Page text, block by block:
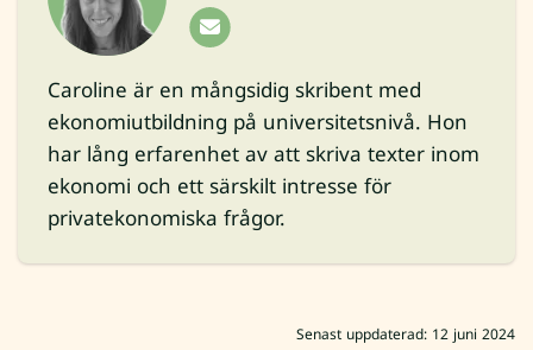
Caroline är en mångsidig skribent med
ekonomiutbildning på universitetsnivå. Hon
har lång erfarenhet av att skriva texter inom
ekonomi och ett särskilt intresse för
privatekonomiska frågor.
Senast uppdaterad: 12 juni 2024